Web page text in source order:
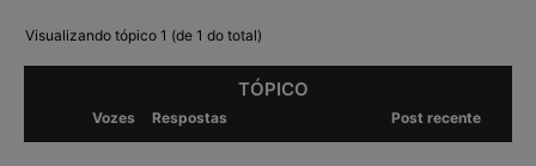
Visualizando tópico 1 (de 1 do total)
TÓPICO
Vozes Respostas Post recente